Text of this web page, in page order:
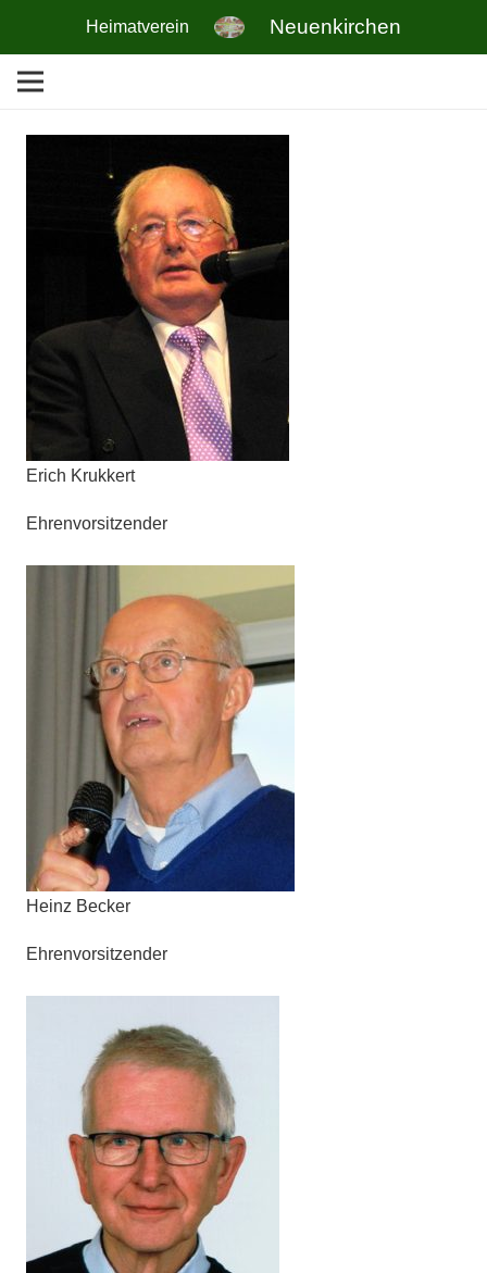
Heimatverein Neuenkirchen
Erich Krukkert
Ehrenvorsitzender
Heinz Becker
Ehrenvorsitzender